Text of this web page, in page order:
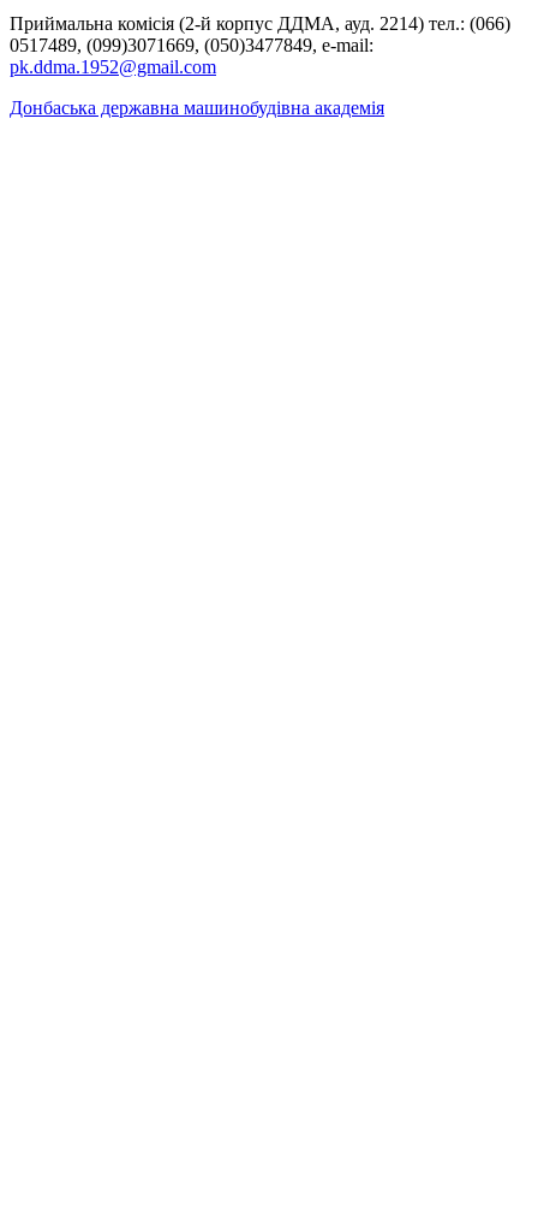
Приймальна комісія (2-й корпус ДДМА, ауд. 2214) тел.: (066)
0517489, (099)3071669, (050)3477849, e-mail:
pk.ddma.1952@gmail.com
Донбаська державна машинобудівна академія